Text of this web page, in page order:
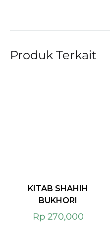
Produk Terkait
KITAB SHAHIH
BUKHORI
Rp270,000